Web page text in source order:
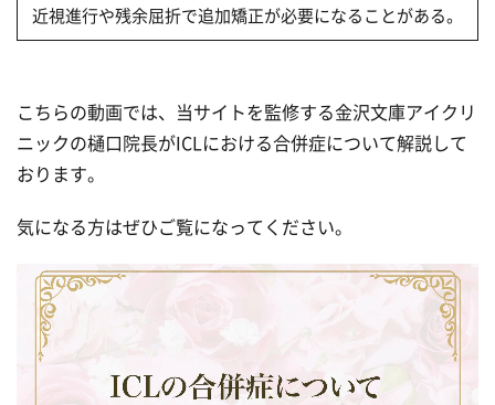
近視進行や残余屈折で追加矯正が必要になることがある。
こちらの動画では、当サイトを監修する金沢文庫アイクリ
ニックの樋口院長がICLにおける合併症について解説して
おります。
気になる方はぜひご覧になってください。